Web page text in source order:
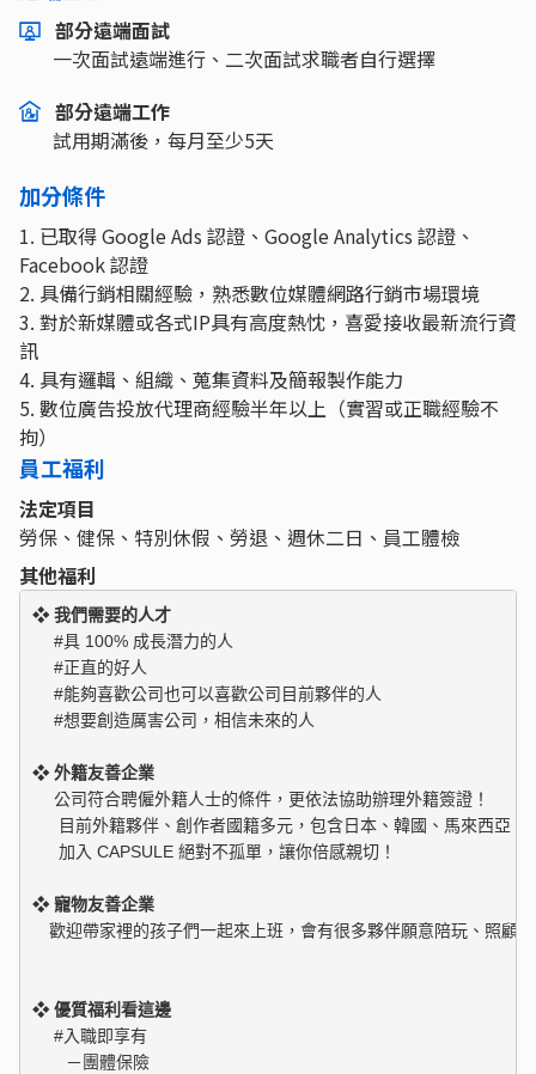
部分遠端面試
一次面試遠端進行、二次面試求職者自行選擇
部分遠端工作
試用期滿後，每月至少5天
加分條件
1. 已取得 Google Ads 認證、Google Analytics 認證、
Facebook 認證
2. 具備行銷相關經驗，熟悉數位媒體網路行銷市場環境
3. 對於新媒體或各式IP具有高度熱忱，喜愛接收最新流行資
訊
4. 具有邏輯、組織、蒐集資料及簡報製作能力
5. 數位廣告投放代理商經驗半年以上（實習或正職經驗不
拘）
員工福利
法定項目
勞保、健保、特別休假、勞退、週休二日、員工體檢
其他福利
❖ 我們需要的人才
#具 100% 成長潛力的人
#正直的好人
#能夠喜歡公司也可以喜歡公司目前夥伴的人
#想要創造厲害公司，相信未來的人
❖ 外籍友善企業
公司符合聘僱外籍人士的條件，更依法協助辦理外籍簽證！
目前外籍夥伴、創作者國籍多元，包含日本、韓國、馬來西亞、
❖ 寵物友善企業
歡迎帶家裡的孩子們一起來上班，會有很多夥伴願意陪玩、照顧
❖ 優質福利看這邊
#入職即享有
－團體保險